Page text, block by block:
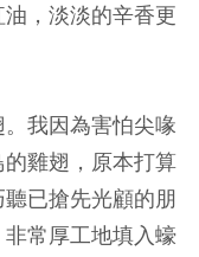
，淡淡的辛香更
我因為害怕尖喙
雞翅，原本打算
已搶先光顧的朋
常厚工地填入蠔